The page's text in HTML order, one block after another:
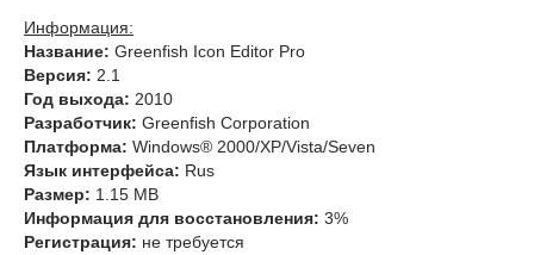
Информация:
Название: Greenfish Icon Editor Pro
Версия: 2.1
Год выхода: 2010
Разработчик: Greenfish Corporation
Платформа: Windows® 2000/XP/Vista/Seven
Язык интерфейса: Rus
Размер: 1.15 MB
Информация для восстановления: 3%
Регистрация: не требуется